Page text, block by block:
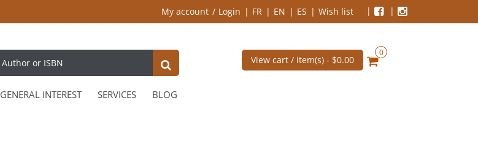
My account Login FR EN ES Wish list
View cart / item(s) - $0.00
0
GENERAL INTEREST SERVICES BLOG